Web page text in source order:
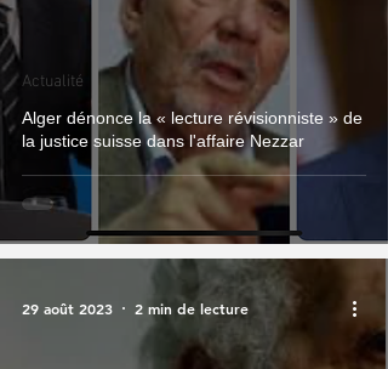
Alger dénonce la « lecture révisionniste » de
la justice suisse dans l'affaire Nezzar
Actualité
29 août 2023 2 min de lecture